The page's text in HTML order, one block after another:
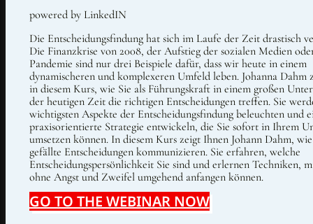
powered by LinkedIN
Die Entscheidungsfindung hat sich im Laufe der Zeit drastisch
Die Finanzkrise von 2008, der Aufstieg der sozialen Medien
Pandemie sind nur drei Beispiele dafür, dass wir heute in einem
dynamischeren und komplexeren Umfeld leben. Johanna Dahm
in diesem Kurs, wie Sie als Führungskraft in einem großen
der heutigen Zeit die richtigen Entscheidungen treffen. Sie
wichtigsten Aspekte der Entscheidungsfindung beleuchten und
praxisorientierte Strategie entwickeln, die Sie sofort in Ihrem
umsetzen können. In diesem Kurs zeigt Ihnen Johann Dahm,
gefällte Entscheidungen kommunizieren. Sie erfahren, welche
Entscheidungspersönlichkeit Sie sind und erlernen Techniken,
ohne Angst und Zweifel umgehend anfangen können.
GO TO THE WEBINAR NOW